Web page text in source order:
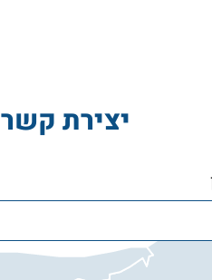
יצירת קשר